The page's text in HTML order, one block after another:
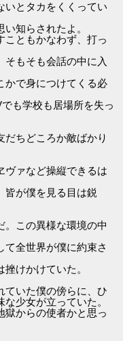
とタカをくくってい
知らされたよ。
ともかなわず、打っ
そもそも会話の中に入
で身につけてくる必
も学校も居場所を失っ
ちどころか敵ばかり
ァなど操縦できるは
が僕を見る目は鋭
。この異様な環境の中
全世界が僕に約束さ
けかけていた。
いた僕の傍らに、ひ
少女が立っていた。
獄からの使者かと思っ